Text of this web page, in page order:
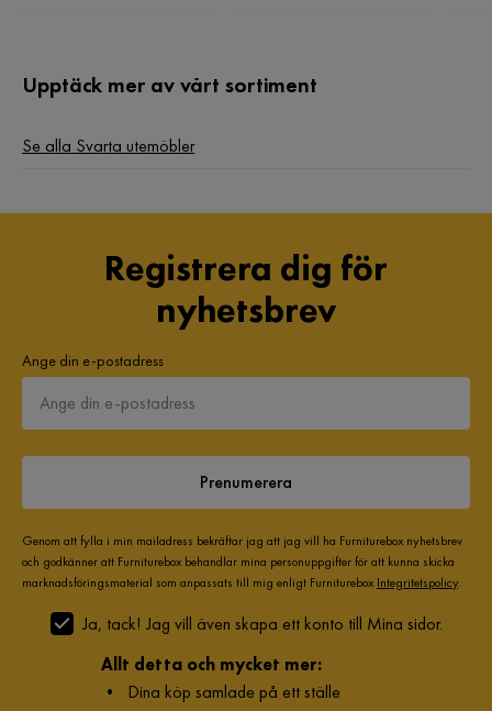
Upptäck mer av vårt sortiment
Se alla Svarta utemöbler
Registrera dig för
nyhetsbrev
Ange din e-postadress
Prenumerera
Genom att fylla i min mailadress bekräftar jag att jag vill ha Furniturebox nyhetsbrev
och godkänner att Furniturebox behandlar mina personuppgifter för att kunna skicka
marknadsföringsmaterial som anpassats till mig enligt Furniturebox Integritetspolicy.
Ja, tack! Jag vill även skapa ett konto till Mina sidor.
Allt detta och mycket mer:
• Dina köp samlade på ett ställe